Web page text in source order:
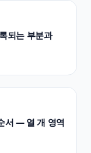
되는 부분과
서 — 열 개 영역